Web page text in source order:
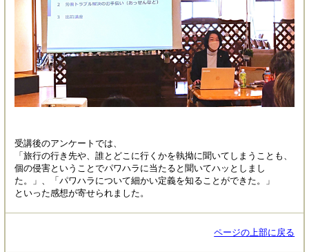
受講後のアンケートでは、
「旅行の行き先や、誰とどこに行くかを執拗に聞いてしまうことも、
個の侵害ということでパワハラに当たると聞いてハッとしまし
た。」、「パワハラについて細かい定義を知ることができた。」
といった感想が寄せられました。
ページの上部に戻る